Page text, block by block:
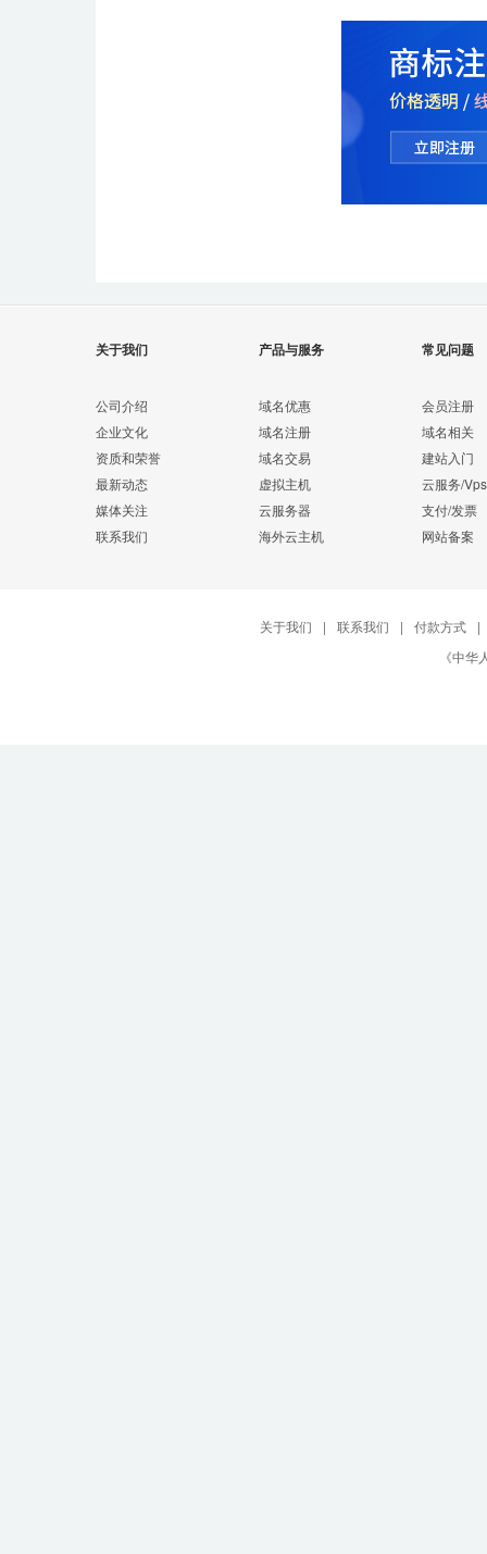
关于我们
公司介绍
企业文化
资质和荣誉
最新动态
媒体关注
联系我们
产品与服务
域名优惠
域名注册
域名交易
虚拟主机
云服务器
海外云主机
常见问题
会员注册
域名相关
建站入门
云服务/Vps
支付/发票
网站备案
关于我们 | 联系我们 | 付款方式
|
《中